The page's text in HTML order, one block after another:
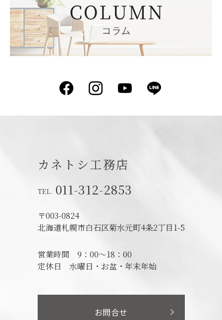
Facebook
Instagram
YouTube
カネトシ工務店
011-312-2853
〒003-0824
北海道札幌市白石区菊水元町4条2丁目1-5
営業時間 9：00～18：00
定休日 水曜日・お盆・年末年始
お問合せ